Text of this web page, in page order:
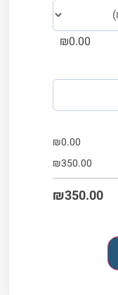
₪0.00
₪0.00
₪350.00
₪350.00